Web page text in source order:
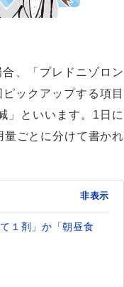
、「プレドニゾロン
ックアップする項目
」といいます。1日に
ごとに分けて書かれ
非表示
１剤」か「朝昼食